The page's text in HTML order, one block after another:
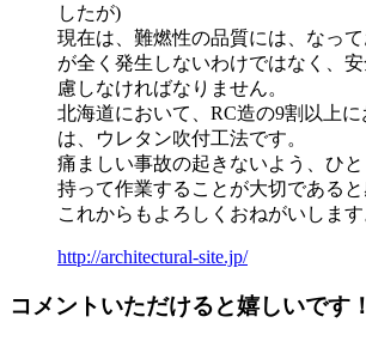
したが)
現在は、難燃性の品質には、なっ
が全く発生しないわけではなく、
慮しなければなりません。
北海道において、RC造の9割以上
は、ウレタン吹付工法です。
痛ましい事故の起きないよう、ひ
持って作業することが大切であると
これからもよろしくおねがいします
http://architectural-site.jp/
コメントいただけると嬉しいです！